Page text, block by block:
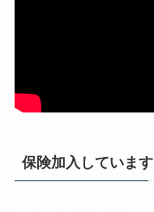
保険加入しています